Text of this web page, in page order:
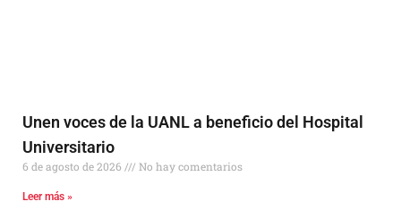
Unen voces de la UANL a beneficio del Hospital
Universitario
6 de agosto de 2026 No hay comentarios
Leer más »